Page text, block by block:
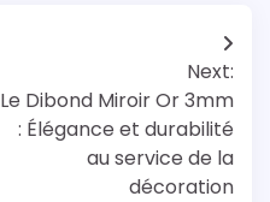
Next:
Le Dibond Miroir Or 3mm
: Élégance et durabilité
au service de la
décoration